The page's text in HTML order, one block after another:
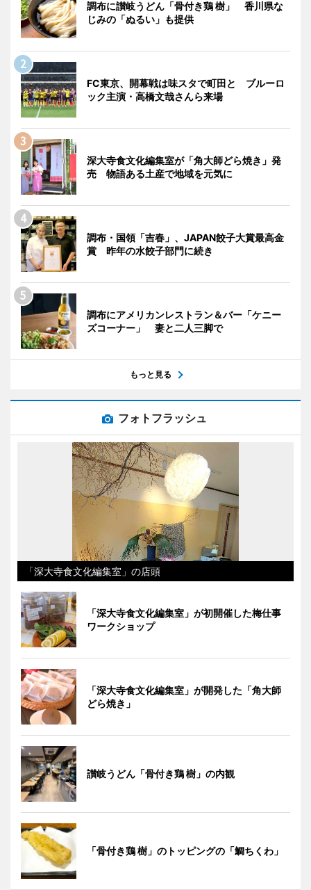
調布に讃岐うどん「骨付き鶏 樹」 香川県な
じみの「ぬるい」も提供
FC東京、開幕戦は味スタで町田と ブルーロ
ック主演・高橋文哉さんら来場
深大寺食文化編集室が「角大師どら焼き」発
売 物語ある土産で地域を元気に
調布・国領「吉春」、JAPAN餃子大賞最高金
賞 昨年の水餃子部門に続き
調布にアメリカンレストラン＆バー「ケニー
ズコーナー」 妻と二人三脚で
もっと見る
フォトフラッシュ
「深大寺食文化編集室」の店頭
「深大寺食文化編集室」が初開催した梅仕事
ワークショップ
「深大寺食文化編集室」が開発した「角大師
どら焼き」
讃岐うどん「骨付き鶏 樹」の内観
「骨付き鶏 樹」のトッピングの「鯛ちくわ」